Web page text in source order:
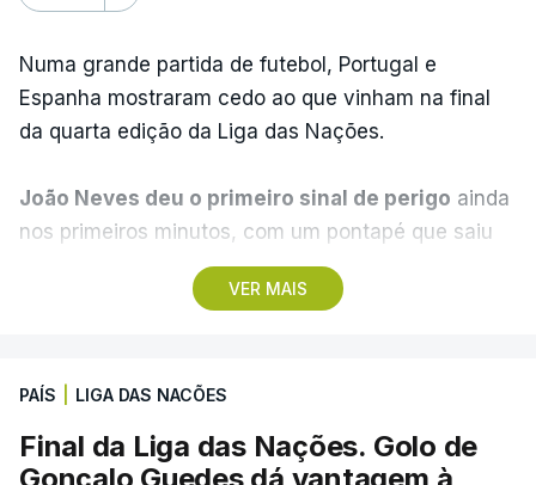
VER MAIS
Numa grande partida de futebol, Portugal e
Espanha mostraram cedo ao que vinham na final
da quarta edição da Liga das Nações.
João Neves deu o primeiro sinal de perigo ainda
nos primeiros minutos, com um pontapé que saiu
ao lado da baliza de Unai Simón e a Espanha
acabou por pegar no jogo.Pedri tentou o primeiro
da área.O remate saiu fraco e ao lado
Aos 21 minutos, a Espanha chegou ao golo.
PAÍS LIGA DAS NACÕES
Final da Liga das Nações. Golo de